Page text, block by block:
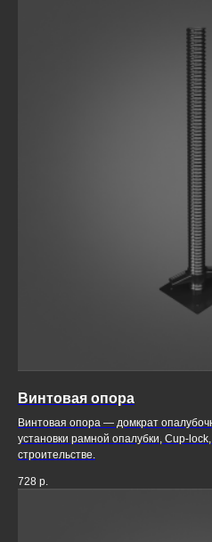
Винтовая опора
Винтовая опора — домкрат
установки рамной опалубки, Cup-
строительстве.
728 р.